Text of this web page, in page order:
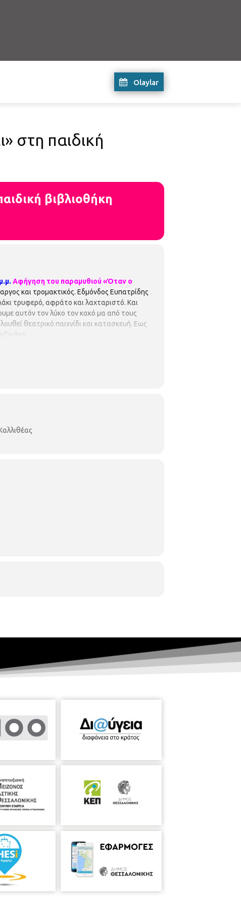
Olaylar
στη παιδική
βιβλιοθήκη
Αφήγηση του παραμυθιού «Όταν ο
και τρομακτικός. Εδμόνδος Ευπατρίδης
τρυφερό, αφράτο και λαχταριστό. Και
αυτόν τον λύκο τον κακό μα από τους
θεατρικό παιχνίδι και κατασκευή. Εως